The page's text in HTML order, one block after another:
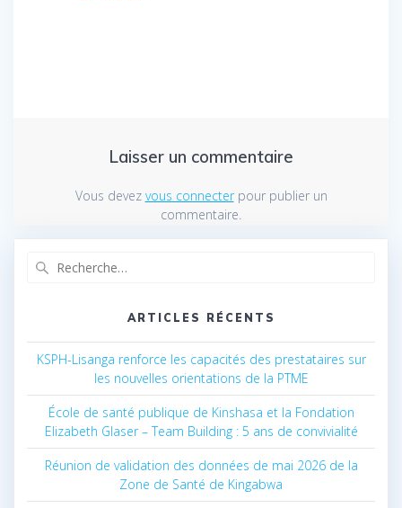
Laisser un commentaire
Vous devez vous connecterpour publier un
commentaire.
ARTICLES RÉCENTS
KSPH-Lisanga renforce les capacités des prestataires sur
les nouvelles orientations de la PTME
École de santé publique de Kinshasa et la Fondation
Elizabeth Glaser – Team Building : 5 ans de convivialité
Réunion de validation des données de mai 2026 de la
Zone de Santé de Kingabwa